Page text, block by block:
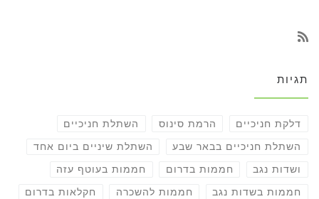
תגיות
דלקת חניכיים הרמת סינוס השתלת חניכיים
השתלת חניכיים בבאר שבע השתלת שיניים ביום אחד
ושדות נגב חממות בדרום חממות בעוטף עזה
חממות בשדות נגב חממות להשכרה חקלאות בדרום